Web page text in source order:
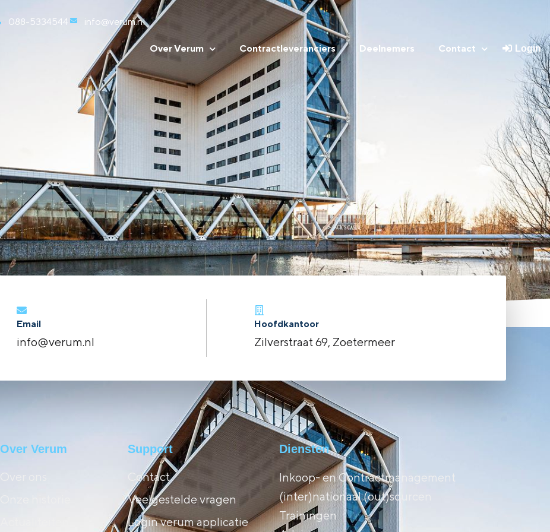
088-5334544 info@verum.nl
Over Verum Contractleveranciers Deelnemers Contact Login
Email
info@verum.nl
Hoofdkantoor
Zilverstraat 69, Zoetermeer
Over Verum Support
Contact
Veelgestelde vragen
Login verum applicatie
Diensten
Inkoop- en Contractmanagement
(inter)nationaal (out)sourcen
Trainingen